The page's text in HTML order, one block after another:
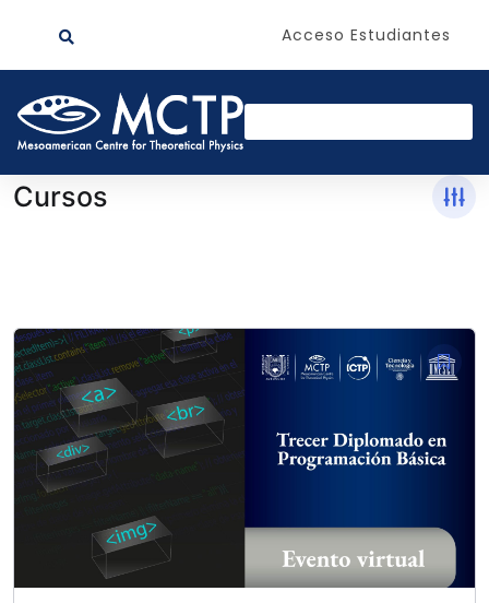
Acceso Estudiantes
Cursos